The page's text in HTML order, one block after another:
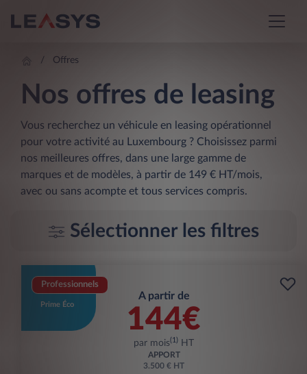
Offres
Nos offres de leasing
Vous recherchez un véhicule en leasing opérationnel
pour votre activité au Luxembourg ? Choisissez parmi
nos meilleures offres, dans une large gamme de
marques et de modèles, à partir de 149 € HT/mois,
avec ou sans acompte et tous services compris.
Sélectionner les filtres
Professionnels
Prime Éco
A partir de
144€
par mois(1) HT
APPORT
3.500 € HT